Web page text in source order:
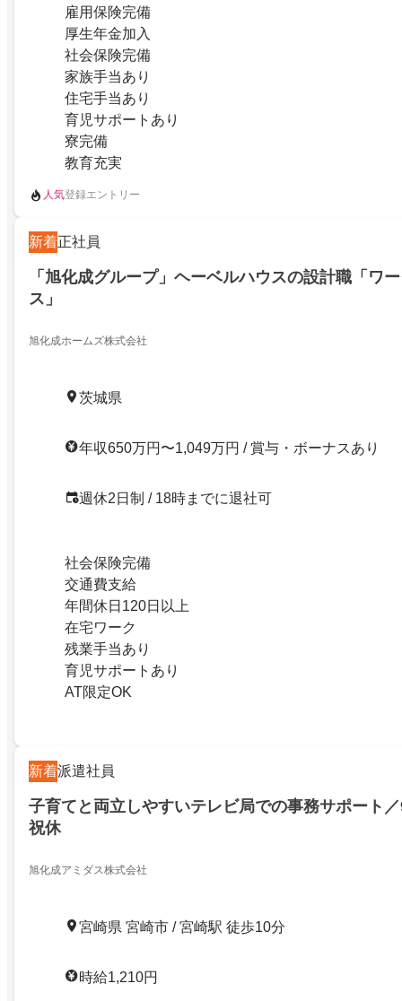
雇用保険完備
厚生年金加入
社会保険完備
家族手当あり
住宅手当あり
育児サポートあり
寮完備
教育充実
人気登録エントリー
新着正社員
「旭化成グループ」ヘーベルハウスの設計職「ワ
ス」
旭化成ホームズ株式会社
茨城県
年収650万円〜1,049万円 / 賞与・ボーナスあり
週休2日制 / 18時までに退社可
社会保険完備
交通費支給
年間休日120日以上
在宅ワーク
残業手当あり
育児サポートあり
AT限定OK
新着派遣社員
子育てと両立しやすいテレビ局での事務サポート
祝休
旭化成アミダス株式会社
宮崎県 宮崎市 / 宮崎駅 徒歩10分
時給1,210円